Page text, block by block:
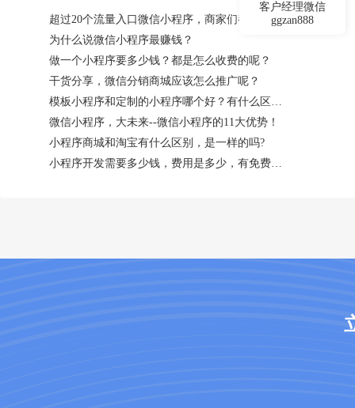
超过20个流量入口微信小程序，商家们都在抢先入驻！
为什么说微信小程序最赚钱？
做一个小程序要多少钱？都是怎么收费的呢？
干货分享，微信分销商城应该怎么推广呢？
微信小程序，大未来--微信小程序的11大优势！
小程序商城和淘宝有什么区别，是一样的吗?
客户经理微信
ggzan888